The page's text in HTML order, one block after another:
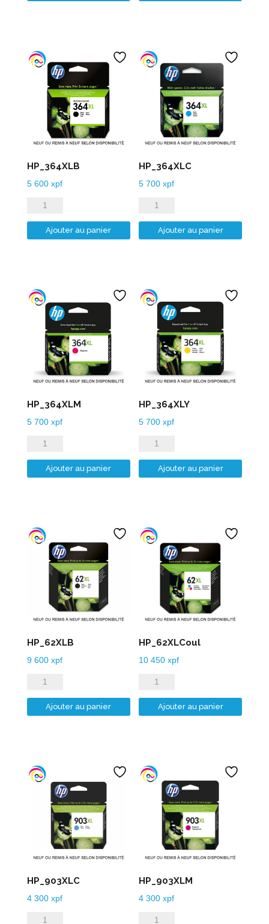
HP_364XLB
5 600 xpf
quantité
de
HP_364XLB
Ajouter au panier
HP_364XLC
5 700xpf
quantité
de
HP_364XLC
Ajouter au panier
HP_364XLM
5 700 xpf
quantité
de
HP_364XLM
Ajouter au panier
HP_364XLY
5 700xpf
quantité
de
HP_364XLY
Ajouter au panier
HP_62XLB
9 600 xpf
quantité
de
HP_62XLB
Ajouter au panier
HP_62XLCoul
10 450xpf
quantité
de
HP_62XLCoul
Ajouter au panier
HP_903XLC
4 300 xpf
quantité
HP_903XLM
4 300xpf
quantité